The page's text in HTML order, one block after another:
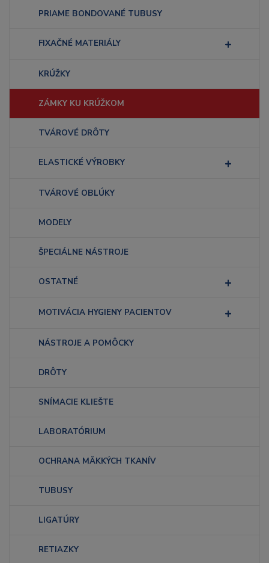
PRIAME BONDOVANÉ TUBUSY
FIXAČNÉ MATERIÁLY
KRÚŽKY
ZÁMKY KU KRÚŽKOM
TVÁROVÉ DRÔTY
ELASTICKÉ VÝROBKY
TVÁROVÉ OBLÚKY
MODELY
ŠPECIÁLNE NÁSTROJE
OSTATNÉ
MOTIVÁCIA HYGIENY PACIENTOV
NÁSTROJE A POMÔCKY
DRÔTY
SNÍMACIE KLIEŠTE
LABORATÓRIUM
OCHRANA MÄKKÝCH TKANÍV
TUBUSY
LIGATÚRY
RETIAZKY